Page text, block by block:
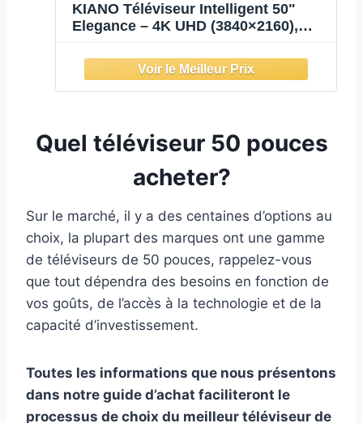
KIANO Téléviseur Intelligent 50"
Elegance – 4K UHD (3840×2160),
DVB-T2/S2/C – Bluetooth, Wi-FI – 3
Ports HDMI, 2 Ports USB, CI+ –
Design Métallique – VESA 200
Quel téléviseur 50 pouces
acheter?
Sur le marché, il y a des centaines d’options au
choix, la plupart des marques ont une gamme
de téléviseurs de 50 pouces, rappelez-vous
que tout dépendra des besoins en fonction de
vos goûts, de l’accès à la technologie et de la
capacité d’investissement.
Toutes les informations que nous présentons
dans notre guide d’achat faciliteront le
processus de choix du meilleur téléviseur de